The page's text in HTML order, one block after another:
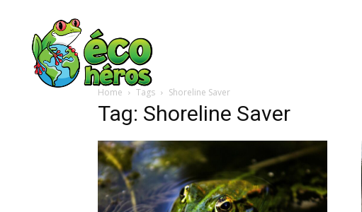
Home Tags Shoreline Saver
Tag: Shoreline Saver